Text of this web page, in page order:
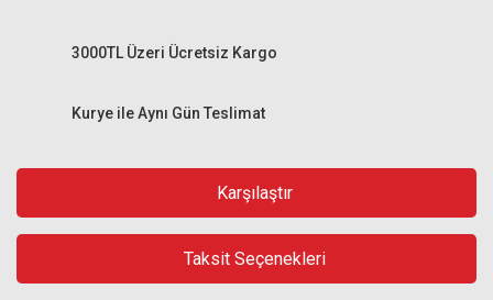
Kurye ile Aynı Gün Teslimat
3000TL Üzeri Ücretsiz Kargo
Karşılaştır
Taksit Seçenekleri